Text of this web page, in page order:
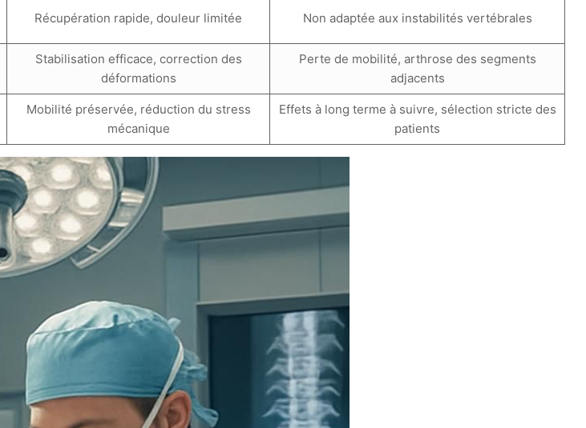
Récupération rapide, douleur limitée Non adaptée aux instabilités vertébrales
Stabilisation efficace, correction des
déformations
Perte de mobilité, arthrose des segments
adjacents
Mobilité préservée, réduction du stress
mécanique
Effets à long terme à suivre, sélection stricte des
patients